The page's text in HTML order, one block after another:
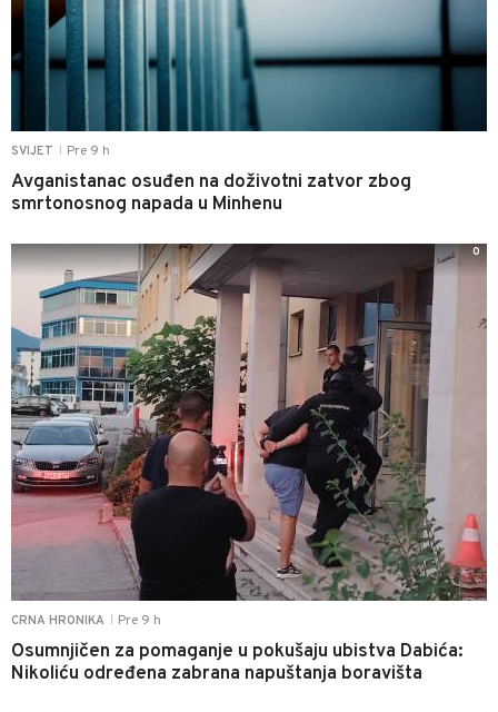
SVIJET Pre 9 h
Avganistanac osuđen na doživotni zatvor zbog
smrtonosnog napada u Minhenu
CRNA HRONIKA Pre 9 h
Osumnjičen za pomaganje u pokušaju ubistva Dabića:
Nikoliću određena zabrana napuštanja boravišta
0